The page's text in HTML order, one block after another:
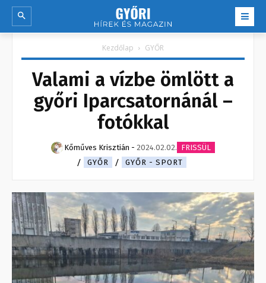
Kezdőlap GYŐR
Valami a vízbe ömlött a
győri Iparcsatornánál –
fotókkal
Kőműves Krisztián - 2024.02.02. FRISSÜL
GYŐR
GYŐR - SPORT